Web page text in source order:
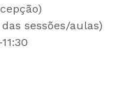
sessões/aulas)